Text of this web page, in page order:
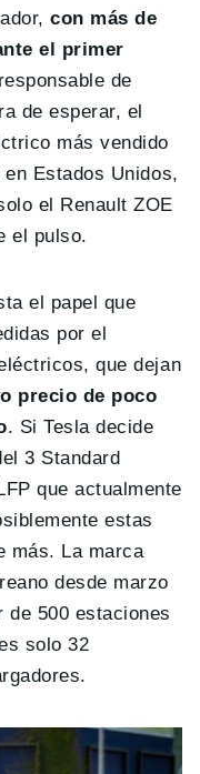
con más de
el primer
de
de esperar, el
más vendido
Estados Unidos,
el Renault ZOE
el pulso.
el papel que
por el
que dejan
precio de poco
. Si Tesla decide
3 Standard
que actualmente
estas
más. La marca
desde marzo
de 500 estaciones
solo 32